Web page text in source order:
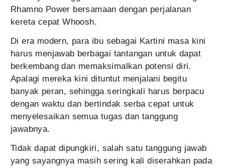
Rhamno Power bersamaan dengan perjalanan
kereta cepat Whoosh.
Di era modern, para ibu sebagai Kartini masa kini
harus menjawab berbagai tantangan untuk dapat
berkembang dan memaksimalkan potensi diri.
Apalagi mereka kini dituntut menjalani begitu
banyak peran, sehingga seringkali harus berpacu
dengan waktu dan bertindak serba cepat untuk
menyelesaikan semua tugas dan tanggung
jawabnya.
Tidak dapat dipungkiri, salah satu tanggung jawab
yang sayangnya masih sering kali diserahkan pada